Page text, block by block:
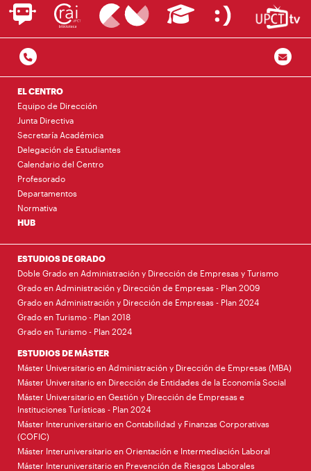
EL CENTRO
Equipo de Dirección
Junta Directiva
Secretaría Académica
Delegación de Estudiantes
Calendario del Centro
Profesorado
Departamentos
Normativa
HUB
ESTUDIOS DE GRADO
Doble Grado en Administración y Dirección de Empresas y Turismo
Grado en Administración y Dirección de Empresas - Plan 2009
Grado en Administración y Dirección de Empresas - Plan 2024
Grado en Turismo - Plan 2018
Grado en Turismo - Plan 2024
ESTUDIOS DE MÁSTER
Máster Universitario en Administración y Dirección de Empresas (MBA)
Máster Universitario en Dirección de Entidades de la Economía Social
Máster Universitario en Gestión y Dirección de Empresas e
Instituciones Turísticas - Plan 2024
Máster Interuniversitario en Contabilidad y Finanzas Corporativas
(COFIC)
Máster Interuniversitario en Orientación e Intermediación Laboral
Máster Interuniversitario en Prevención de Riesgos Laborales